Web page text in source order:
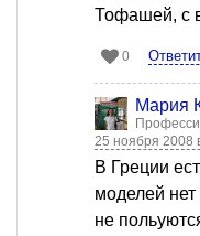
Тофашей, с
0
Мария
25 ноября 2008
В Греции
моделей
не